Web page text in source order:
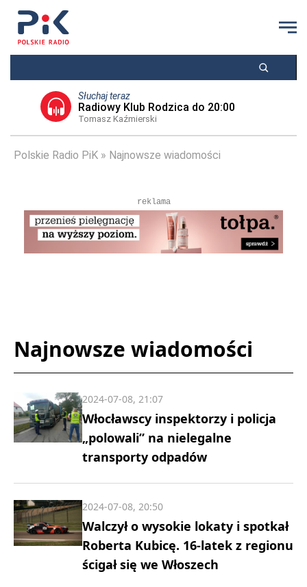
Słuchaj teraz
Radiowy Klub Rodzica do 20:00
Tomasz Kaźmierski
Polskie Radio PiK Najnowsze wiadomości
reklama
Najnowsze wiadomości
Włocławscy inspektorzy i policja
„polowali” na nielegalne
transporty odpadów
2024-07-08, 21:07
Walczył o wysokie lokaty i spotkał
Roberta Kubicę. 16-latek z regionu
ścigał się we Włoszech
2024-07-08, 20:50